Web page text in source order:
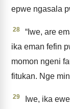
epwe ngasala
28
“Iwe, are
ika eman fefin
momon ngeni
fitukan. Nge
29
Iwe, ika